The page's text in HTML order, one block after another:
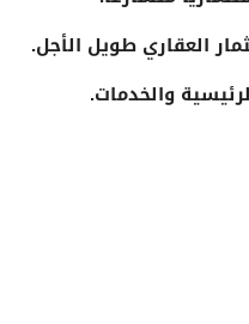
العقاري طويل الأجل.
والخدمات.